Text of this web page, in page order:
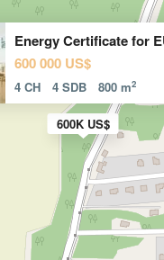
600K US$
Energy Certificate for
600 000 US$
4 CH 4 SDB 800 m2